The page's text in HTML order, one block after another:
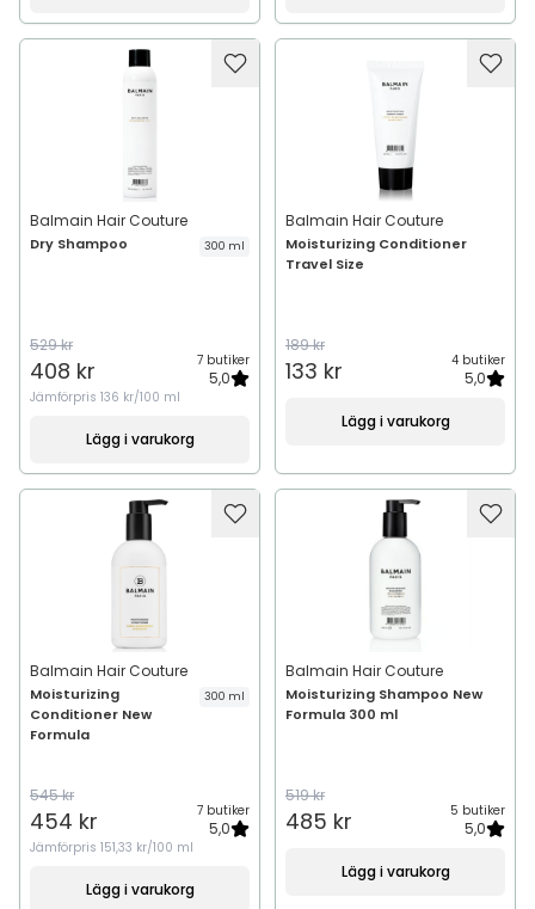
Balmain Hair Couture
Dry Shampoo 300 ml
529 kr
408 kr 7 butiker
5,0
Jämförpris 136 kr/100 ml
Lägg i varukorg
Balmain Hair Couture
Moisturizing Conditioner
Travel Size
189 kr
133 kr 4 butiker
5,0
Lägg i varukorg
Balmain Hair Couture
Moisturizing
Conditioner New
Formula
300 ml
545 kr
454 kr 7 butiker
5,0
Jämförpris 151,33 kr/100 ml
Lägg i varukorg
Balmain Hair Couture
Moisturizing Shampoo New
Formula 300 ml
519 kr
485 kr 5 butiker
5,0
Lägg i varukorg